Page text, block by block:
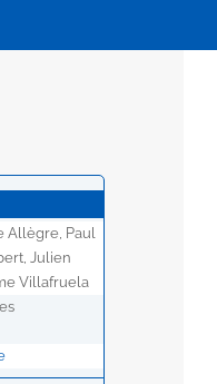
Allègre, Paul
Julien
Villafruela